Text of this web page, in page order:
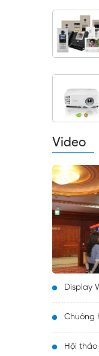
Video
Display
Chuông
Hội thảo